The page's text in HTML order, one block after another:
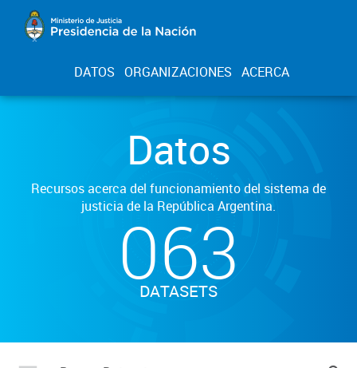
DATOS ORGANIZACIONES ACERCA
Datos
Recursos acerca del funcionamiento del sistema de
justicia de la República Argentina.
063
DATASETS